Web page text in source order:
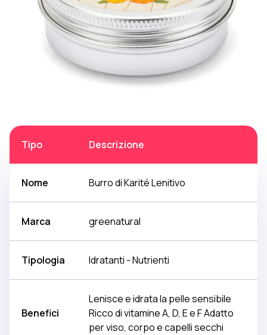
Tipo Descrizione
Nome Burro di Karité Lenitivo
Marca greenatural
Tipologia Idratanti - Nutrienti
Benefici
Lenisce e idrata la pelle sensibile
Ricco di vitamine A, D, E e F Adatto
per viso, corpo e capelli secchi